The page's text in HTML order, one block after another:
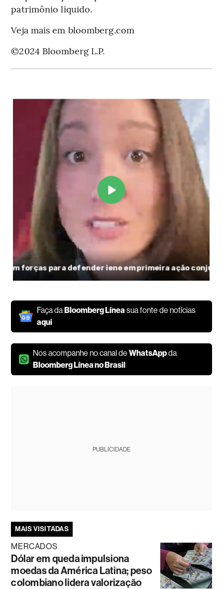
patrimônio líquido.
Veja mais em bloomberg.com
©2024 Bloomberg L.P.
Faça daBloomberg Línea sua fonte de notícias
aqui
Nos acompanhe no canal deWhatsAppda
Bloomberg Línea no Brasil
PUBLICIDADE
MAIS VISITADAS
MERCADOS
Dólar em queda impulsiona
moedas da América Latina; peso
colombiano lidera valorização